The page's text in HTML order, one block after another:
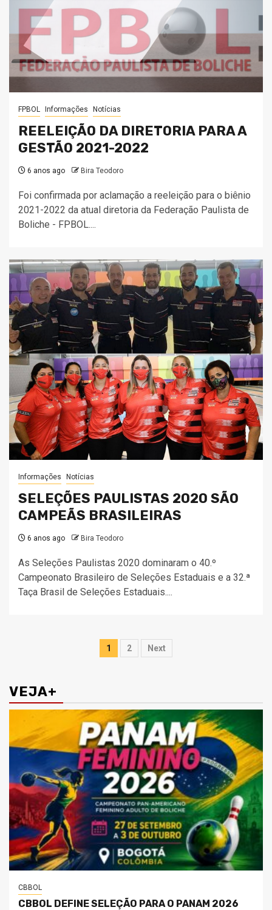
FPBOL Informações Notícias
REELEIÇÃO DA DIRETORIA PARA A
GESTÃO 2021-2022
6 anos ago Bira Teodoro
Foi confirmada por aclamação a reeleição para o biênio
2021-2022 da atual diretoria da Federação Paulista de
Boliche - FPBOL....
Informações Notícias
SELEÇÕES PAULISTAS 2020 SÃO
CAMPEÃS BRASILEIRAS
6 anos ago Bira Teodoro
As Seleções Paulistas 2020 dominaram o 40.º
Campeonato Brasileiro de Seleções Estaduais e a 32.ª
Taça Brasil de Seleções Estaduais....
Paginação
1 2 Next
VEJA+
CBBOL
CBBOL DEFINE SELEÇÃO PARA O PANAM 2026